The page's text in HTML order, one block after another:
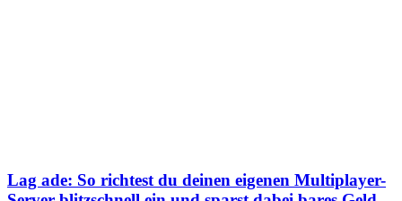
Lag ade: So richtest du deinen eigenen Multiplayer-